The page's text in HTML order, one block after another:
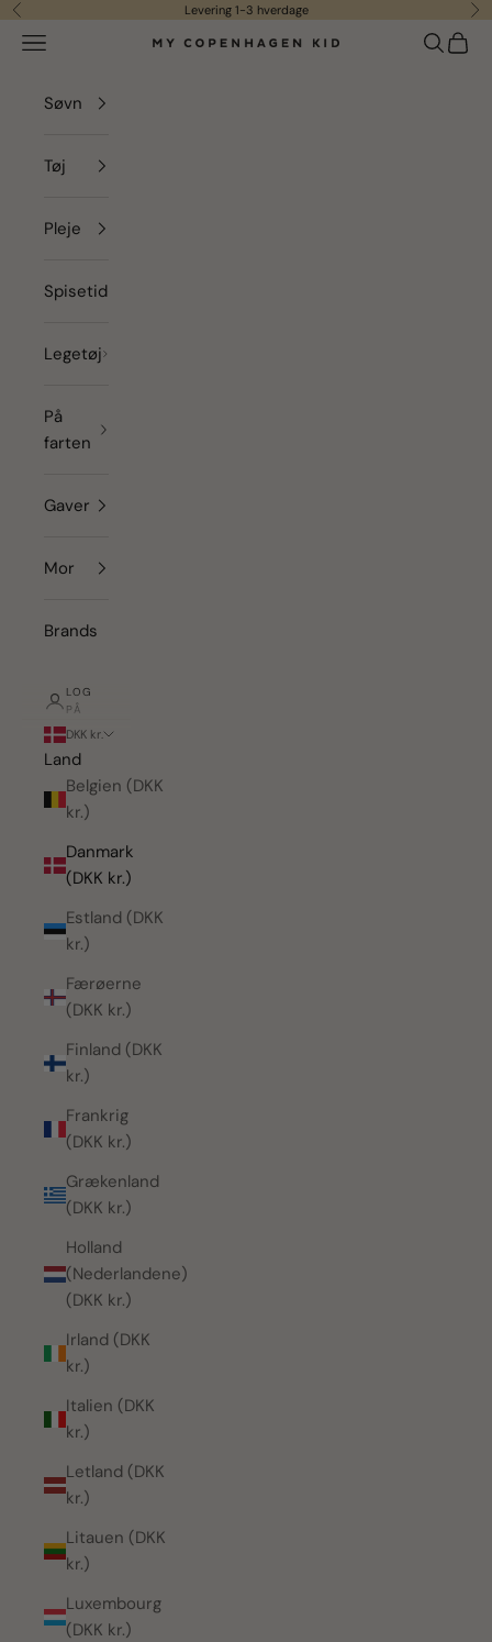
Spring til indhold
Forrige Levering 1-3 hverdage
my copenhagen kid
Menu Søg
Søvn
Tøj
Pleje
Spisetid
Legetøj
På
farten
Gaver
Mor
Brands
LOG
PÅ
DKK kr.
Land
Belgien (DKK
kr.)
Danmark
(DKK kr.)
Estland (DKK
kr.)
Færøerne
(DKK kr.)
Finland (DKK
kr.)
Frankrig
(DKK kr.)
Grækenland
(DKK kr.)
Holland
(Nederlandene)
(DKK kr.)
Irland (DKK
kr.)
Italien (DKK
kr.)
Letland (DKK
kr.)
Litauen (DKK
kr.)
Luxembourg
(DKK kr.)